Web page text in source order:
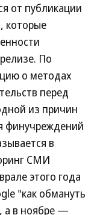
от публикации
которые
По
о методах
перед
из причин
финучреждений
в
СМИ
этого года
"как обмануть
а в ноябре —